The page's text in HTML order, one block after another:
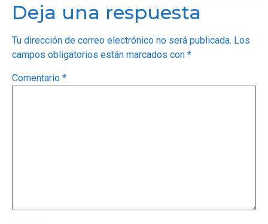
Deja una respuesta
Tu dirección de correo electrónico no será publicada. Los
campos obligatorios están marcados con *
Comentario *